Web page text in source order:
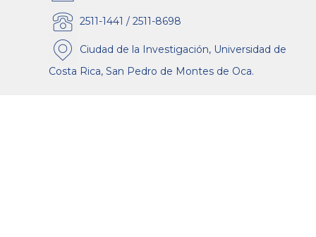
2511-1441 / 2511-8698
Ciudad de la Investigación, Universidad de
Costa Rica, San Pedro de Montes de Oca.